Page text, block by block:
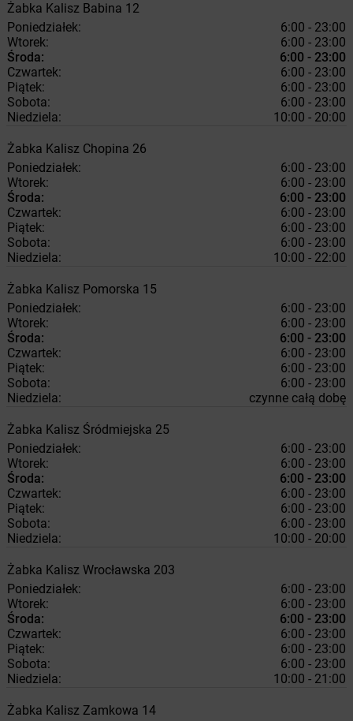
Żabka Kalisz Babina 12
Poniedziałek:
6:00 - 23:00
Wtorek:
6:00 - 23:00
Środa:
6:00 - 23:00
Czwartek:
6:00 - 23:00
Piątek:
6:00 - 23:00
Sobota:
6:00 - 23:00
Niedziela:
10:00 - 20:00
Żabka Kalisz Chopina 26
Poniedziałek:
6:00 - 23:00
Wtorek:
6:00 - 23:00
Środa:
6:00 - 23:00
Czwartek:
6:00 - 23:00
Piątek:
6:00 - 23:00
Sobota:
6:00 - 23:00
Niedziela:
10:00 - 22:00
Żabka Kalisz Pomorska 15
Poniedziałek:
6:00 - 23:00
Wtorek:
6:00 - 23:00
Środa:
6:00 - 23:00
Czwartek:
6:00 - 23:00
Piątek:
6:00 - 23:00
Sobota:
6:00 - 23:00
Niedziela:
czynne całą dobę
Żabka Kalisz Śródmiejska 25
Poniedziałek:
6:00 - 23:00
Wtorek:
6:00 - 23:00
Środa:
6:00 - 23:00
Czwartek:
6:00 - 23:00
Piątek:
6:00 - 23:00
Sobota:
6:00 - 23:00
Niedziela:
10:00 - 20:00
Żabka Kalisz Wrocławska 203
Poniedziałek:
6:00 - 23:00
Wtorek:
6:00 - 23:00
Środa:
6:00 - 23:00
Czwartek:
6:00 - 23:00
Piątek:
6:00 - 23:00
Sobota:
6:00 - 23:00
Niedziela:
10:00 - 21:00
Żabka Kalisz Zamkowa 14